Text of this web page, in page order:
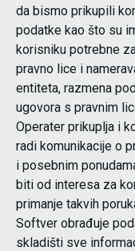
da bismo prikupili
podatke kao što su
korisniku potrebne
pravno lice i
entiteta, razmena
ugovora s pravnim
Operater prikuplja i
radi komunikacije o
i posebnim
biti od interesa za
primanje takvih
Softver obrađuje
skladišti sve